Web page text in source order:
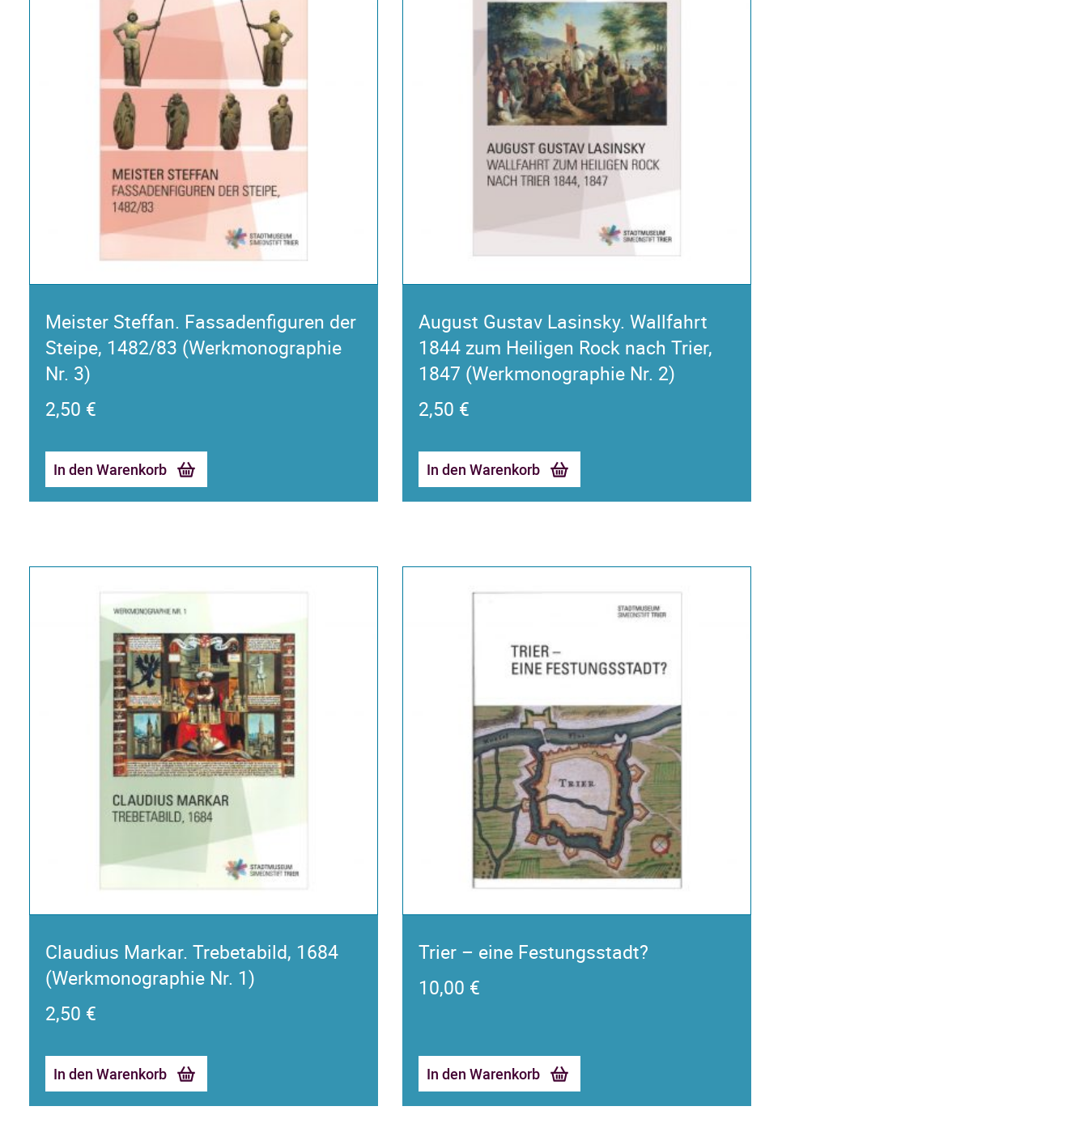
Meister Steffan. Fassadenfiguren der
Steipe, 1482/83 (Werkmonographie
Nr. 3)
2,50 €
In den Warenkorb
August Gustav Lasinsky. Wallfahrt
1844 zum Heiligen Rock nach Trier,
1847 (Werkmonographie Nr. 2)
2,50 €
In den Warenkorb
Claudius Markar. Trebetabild, 1684
(Werkmonographie Nr. 1)
2,50 €
In den Warenkorb
Trier – eine Festungsstadt?
10,00 €
In den Warenkorb